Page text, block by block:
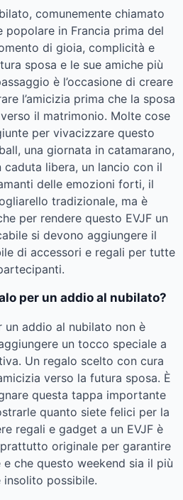
comunemente chiamato
popolare in Francia prima del
di gioia, complicità e
sposa e le sue amiche più
è l’occasione di creare
l’amicizia prima che la sposa
il matrimonio. Molte cose
per vivacizzare questo
una giornata in catamarano,
caduta libera, un lancio con il
delle emozioni forti, il
tradizionale, ma è
per rendere questo EVJF un
si devono aggiungere il
di accessori e regali per tutte
per un addio al nubilato?
un addio al nubilato non è
un tocco speciale a
Un regalo scelto con cura
verso la futura sposa. È
questa tappa importante
quanto siete felici per la
regali e gadget a un EVJF è
originale per garantire
che questo weekend sia il più
insolito possibile.